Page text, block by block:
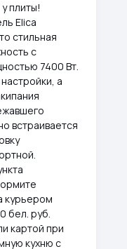
плиты!
Elica
стильная
с
7400 Вт.
а
встраивается
курьером
бел. руб.
картой при
кухню с